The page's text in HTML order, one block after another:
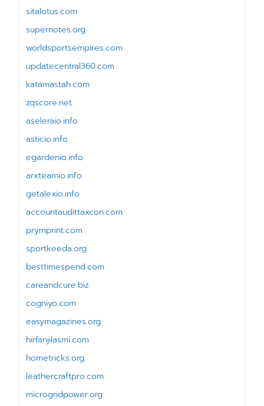
sitalotus.com
supernotes.org
worldsportsempires.com
updatecentral360.com
katamastah.com
zqscore.net
aseleraio.info
asticio.info
egardenio.info
arxteamio.info
getalexio.info
accountaudittaxcon.com
prymprint.com
sportkeeda.org
besttimespend.com
careandcure.biz
cogniyo.com
easymagazines.org
hirfanjilasmi.com
hometricks.org
leathercraftpro.com
microgridpower.org